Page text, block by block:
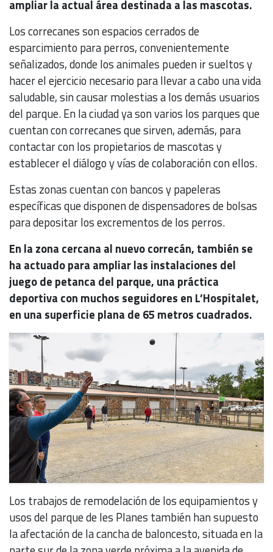
ampliar la actual área destinada a las mascotas.
Los correcanes son espacios cerrados de
esparcimiento para perros, convenientemente
señalizados, donde los animales pueden ir sueltos y
hacer el ejercicio necesario para llevar a cabo una vida
saludable, sin causar molestias a los demás usuarios
del parque. En la ciudad ya son varios los parques que
cuentan con correcanes que sirven, además, para
contactar con los propietarios de mascotas y
establecer el diálogo y vías de colaboración con ellos.
Estas zonas cuentan con bancos y papeleras
específicas que disponen de dispensadores de bolsas
para depositar los excrementos de los perros.
En la zona cercana al nuevo correcán, también se
ha actuado para ampliar las instalaciones del
juego de petanca del parque, una práctica
deportiva con muchos seguidores en L’Hospitalet,
en una superficie plana de 65 metros cuadrados.
Los trabajos de remodelación de los equipamientos y
usos del parque de les Planes también han supuesto
la afectación de la cancha de baloncesto, situada en la